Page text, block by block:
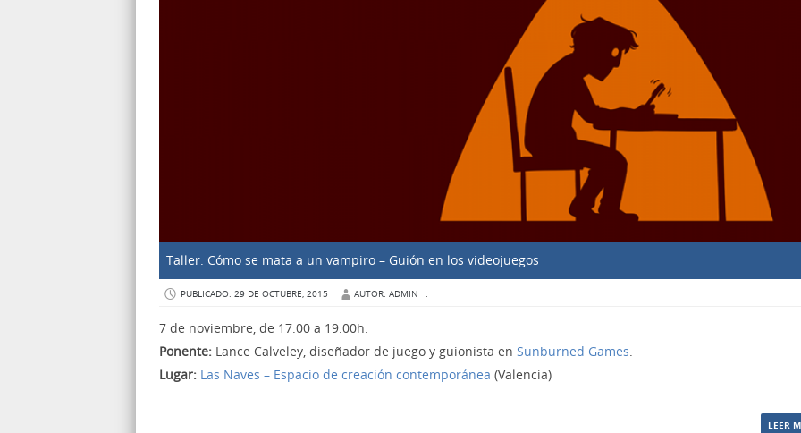
Taller: Cómo se mata a un vampiro – Guión en los videojuegos
PUBLICADO: 29 DE OCTUBRE, 2015 AUTOR: ADMIN .
7 de noviembre, de 17:00 a 19:00h.
Ponente: Lance Calveley, diseñador de juego y guionista en Sunburned Games.
Lugar: Las Naves – Espacio de creación contemporánea (Valencia)
LEER